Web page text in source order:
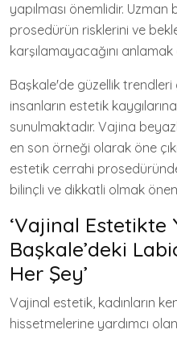
yapılması önemlidir.
prosedürün risklerini ve
karşılamayacağını anlamak
Başkale'de güzellik
insanların estetik
sunulmaktadır. Vajina
en son örneği olarak öne
estetik cerrahi
bilinçli ve dikkatli olmak
‘Vajinal Estetikte
Başkale’deki
Her Şey’
Vajinal estetik, kadınların
hissetmelerine yardımcı